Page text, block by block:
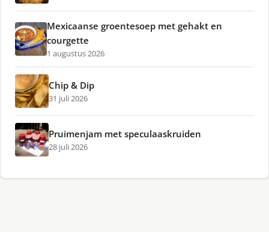
Mexicaanse groentesoep met gehakt en
courgette
1 augustus 2026
Chip & Dip
31 juli 2026
Pruimenjam met speculaaskruiden
28 juli 2026